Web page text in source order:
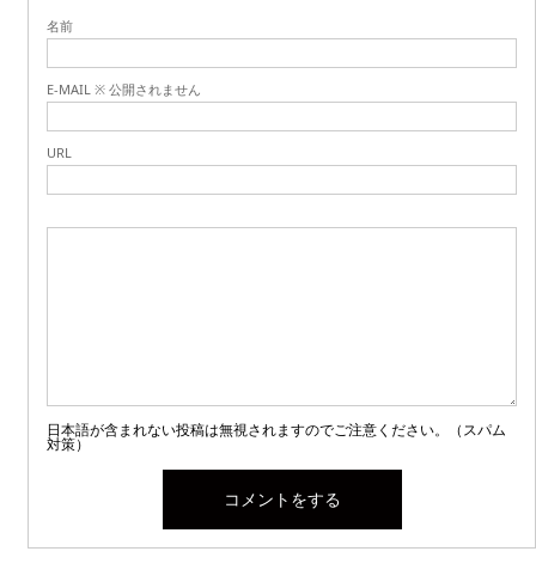
名前
E-MAIL ※ 公開されません
URL
日本語が含まれない投稿は無視されますのでご注意ください。（スパム
対策）